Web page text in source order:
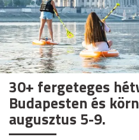
30+ fergeteges
Budapesten és
augusztus 5-9.